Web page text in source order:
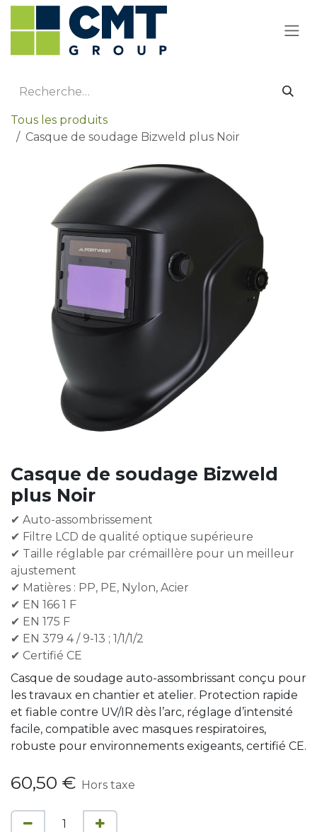
Se rendre au contenu
Tous les produits
Casque de soudage Bizweld plus Noir
Casque de soudage Bizweld
plus Noir
✔ Auto-assombrissement
✔ Filtre LCD de qualité optique supérieure
✔ Taille réglable par crémaillère pour un meilleur
ajustement
✔ Matières : PP, PE, Nylon, Acier
✔ EN 166 1 F
✔ EN 175 F
✔ EN 379 4 / 9-13 ; 1/1/1/2
✔ Certifié CE
Casque de soudage auto-assombrissant conçu pour
les travaux en chantier et atelier. Protection rapide
et fiable contre UV/IR dès l’arc, réglage d’intensité
facile, compatible avec masques respiratoires,
robuste pour environnements exigeants, certifié CE.
60,50 € Hors taxe